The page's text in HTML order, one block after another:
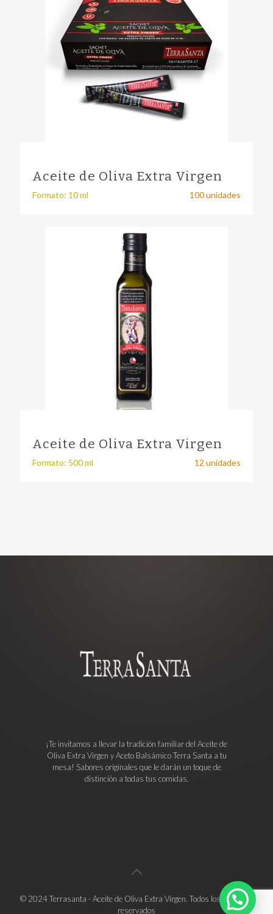
Aceite de Oliva Extra Virgen
Formato: 10 ml 100 unidades
Aceite de Oliva Extra Virgen
Formato: 500 ml 12 unidades
¡Te invitamos a llevar la tradición familiar del Aceite de
Oliva Extra Virgen y Aceto Balsámico Terra Santa a tu
mesa! Sabores originales que le darán un toque de
distinción a todas tus comidas.
© 2024 Terrasanta - Aceite de Oliva Extra Virgen. Todos los derechos
reservados